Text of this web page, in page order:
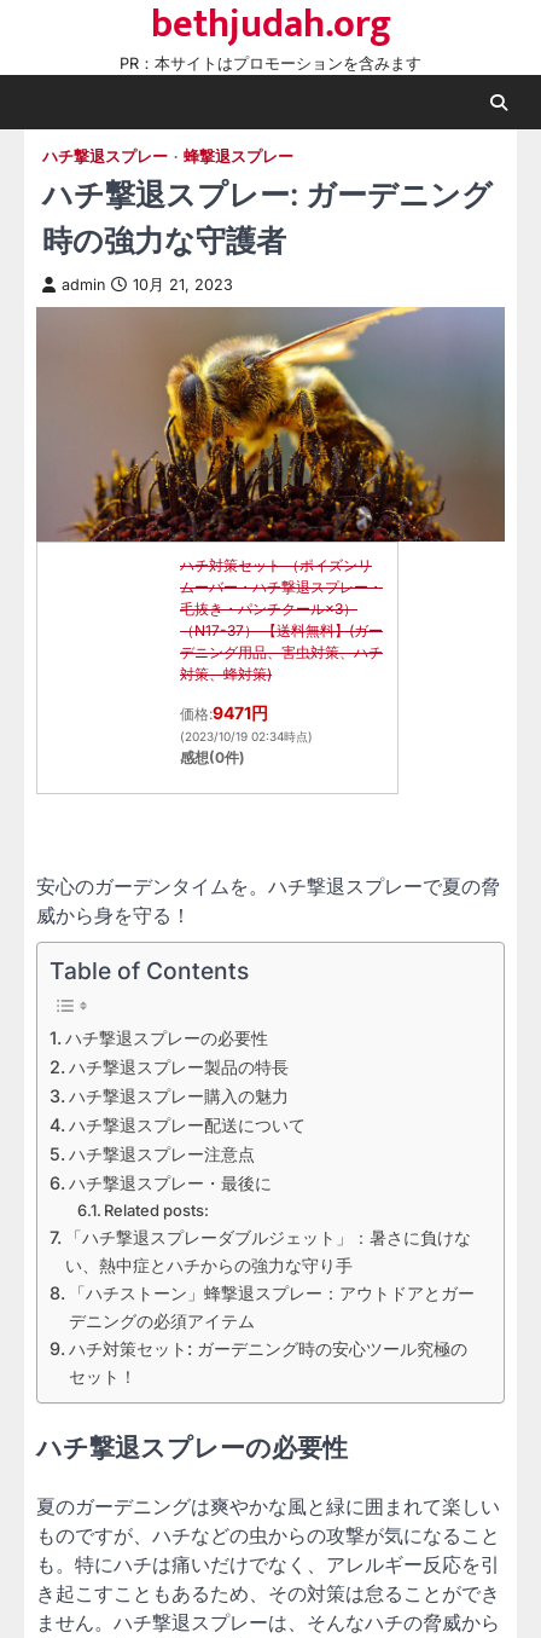
content
bethjudah.org
PR：本サイトはプロモーションを含みます
ハチ撃退スプレー 蜂撃退スプレー
ハチ撃退スプレー: ガーデニング
時の強力な守護者
admin 10月 21, 2023
ハチ対策セット （ポイズンリ
ムーバー・ハチ撃退スプレー・
毛抜き・パンチクール×3）
（N17-37） 【送料無料】(ガー
デニング用品、害虫対策、ハチ
対策、蜂対策)
価格:9471円
(2023/10/19 02:34時点)
感想(0件)
安心のガーデンタイムを。ハチ撃退スプレーで夏の脅
威から身を守る！
Table of Contents
ハチ撃退スプレーの必要性
ハチ撃退スプレー製品の特長
ハチ撃退スプレー購入の魅力
ハチ撃退スプレー配送について
ハチ撃退スプレー注意点
ハチ撃退スプレー・最後に
Related posts:
「ハチ撃退スプレーダブルジェット」：暑さに負けな
い、熱中症とハチからの強力な守り手
「ハチストーン」蜂撃退スプレー：アウトドアとガー
デニングの必須アイテム
ハチ対策セット: ガーデニング時の安心ツール究極の
セット！
ハチ撃退スプレーの必要性
夏のガーデニングは爽やかな風と緑に囲まれて楽しい
ものですが、ハチなどの虫からの攻撃が気になること
も。特にハチは痛いだけでなく、アレルギー反応を引
き起こすこともあるため、その対策は怠ることができ
ません。ハチ撃退スプレーは、そんなハチの脅威から